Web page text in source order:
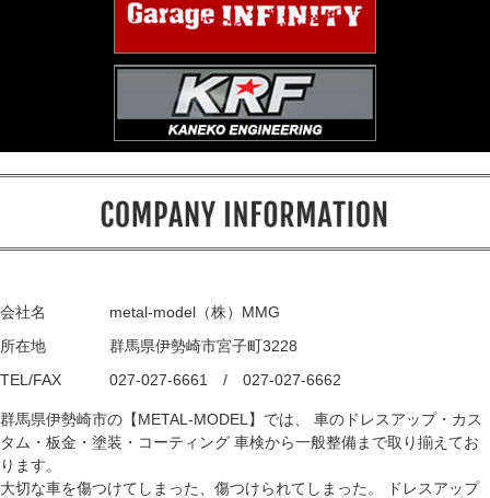
会社名
metal-model（株）MMG
所在地
群馬県伊勢崎市宮子町3228
TEL/FAX
027-027-6661 / 027-027-6662
群馬県伊勢崎市の【METAL-MODEL】では、 車のドレスアップ・カス
タム・板金・塗装・コーティング 車検から一般整備まで取り揃えてお
ります。
大切な車を傷つけてしまった、傷つけられてしまった。 ドレスアップ